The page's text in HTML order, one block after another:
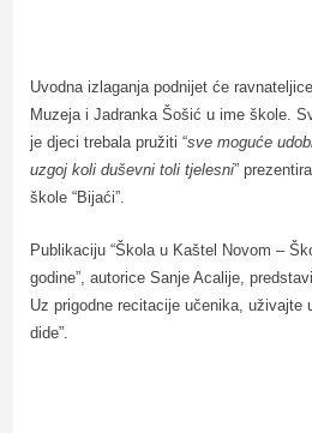
Uvodna izlaganja podnijet će
Muzeja i Jadranka Šošić u ime škole.
je djeci trebala pružiti “sve moguće
uzgoj koli duševni toli tjelesni”
škole “Bijaći”.
Publikaciju “Škola u Kaštel Novom –
godine”, autorice Sanje Acalije,
Uz prigodne recitacije učenika, uživajte
dide”.